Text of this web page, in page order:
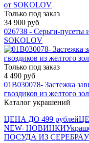
Только под заказ
34 900 руб
026738 - Серьги-пусеты
SOKOLOV
Только под заказ
4 490 руб
01В030078- Застежка
гвоздиков из желтого
Каталог украшений
ЦЕНА ДО 499 рублей
NEW- НОВИНКИ
ПОСУДА ИЗ СЕРЕБРА